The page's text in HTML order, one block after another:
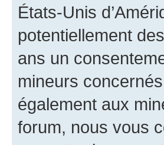
États-Unis
potentiellement
ans un
mineurs
également aux
forum, nous vous